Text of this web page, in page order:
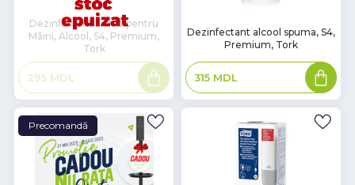
Dezinfectant Lichid pentru
Mâini, Alcool, S4, Premium,
Tork
295 MDL
Citește
mai
mult
В
наличии
Dezinfectant alcool spuma, S4,
Premium, Tork
315 MDL
Adaugă
în
coș
Precomandă